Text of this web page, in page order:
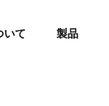
いて 製品